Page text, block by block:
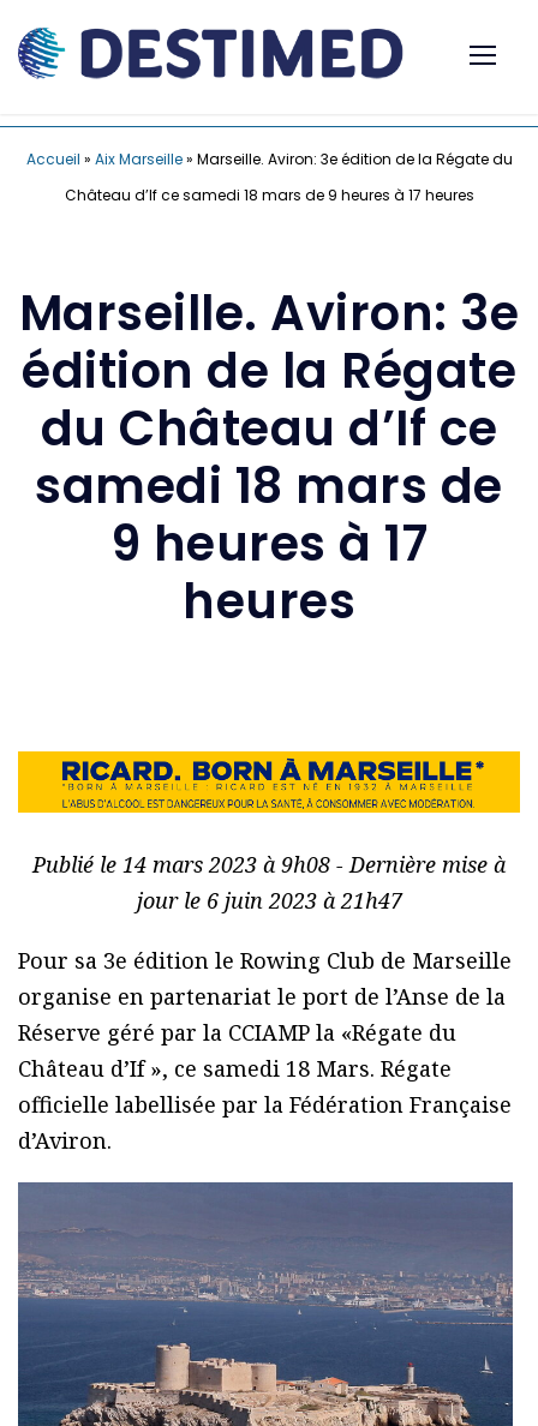
Accueil » Aix Marseille» Marseille. Aviron: 3e édition de la Régate du
Château d’If ce samedi 18 mars de 9 heures à 17 heures
Marseille. Aviron: 3e
édition de la Régate
du Château d’If ce
samedi 18 mars de
9 heures à 17
heures
Publié le 14 mars 2023 à 9h08 - Dernière mise à
jour le 6 juin 2023 à 21h47
Pour sa 3e édition le Rowing Club de Marseille
organise en partenariat le port de l’Anse de la
Réserve géré par la CCIAMP la «Régate du
Château d’If », ce samedi 18 Mars. Régate
officielle labellisée par la Fédération Française
d’Aviron.